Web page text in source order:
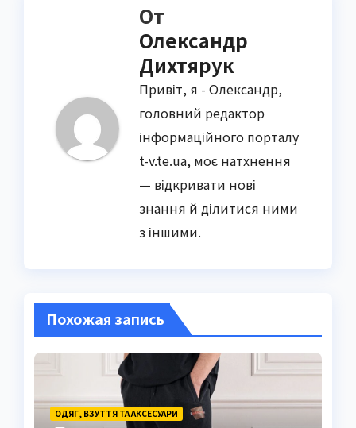
От
Олександр
Дихтярук
Привіт, я - Олександр,
головний редактор
інформаційного порталу
t-v.te.ua, моє натхнення
— відкривати нові
знання й ділитися ними
з іншими.
Похожая запись
ОДЯГ, ВЗУТТЯ ТА АКСЕСУАРИ